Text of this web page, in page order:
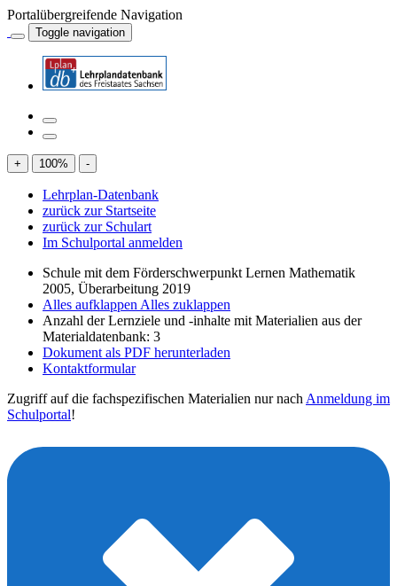
Portalübergreifende Navigation
Toggle navigation
+ 100% -
Lehrplan-Datenbank
zurück zur Startseite
zurück zur Schulart
Im Schulportal anmelden
Schule mit dem Förderschwerpunkt Lernen Mathematik
2005, Überarbeitung 2019
Alles aufklappen Alles zuklappen
Anzahl der Lernziele und -inhalte mit Materialien aus der
Materialdatenbank: 3
Dokument als PDF herunterladen
Kontaktformular
Zugriff auf die fachspezifischen Materialien nur nach Anmeldung im
Schulportal!